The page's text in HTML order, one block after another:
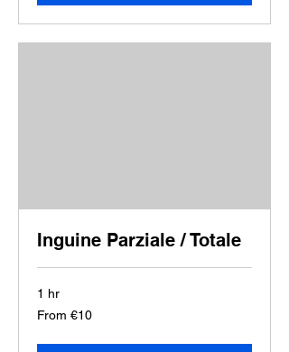
Inguine Parziale / Totale
1 hr
From
10
From €10